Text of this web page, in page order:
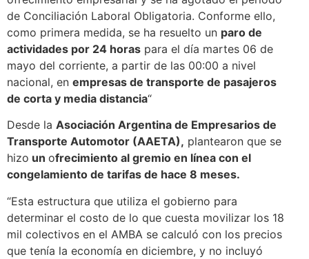
de Conciliación Laboral Obligatoria. Conforme ello,
como primera medida, se ha resuelto un paro de
actividades por 24 horas para el día martes 06 de
mayo del corriente, a partir de las 00:00 a nivel
nacional, en empresas de transporte de pasajeros
de corta y media distancia“
Desde la Asociación Argentina de Empresarios de
Transporte Automotor (AAETA), plantearon que se
hizo un ofrecimiento al gremio en línea con el
congelamiento de tarifas de hace 8 meses.
“Esta estructura que utiliza el gobierno para
determinar el costo de lo que cuesta movilizar los 18
mil colectivos en el AMBA se calculó con los precios
que tenía la economía en diciembre, y no incluyó